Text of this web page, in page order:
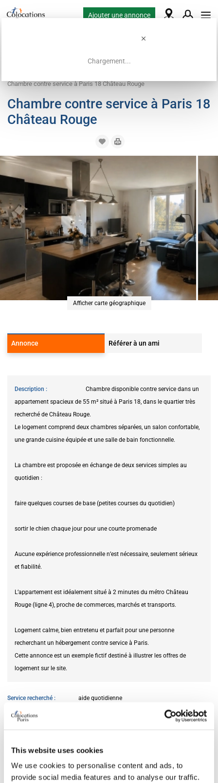
This website uses cookies
We use cookies to personalise content and ads, to
provide social media features and to analyse our traffic.
Chargement...
Ajouter une annonce
Chambre contre service à Paris 18 Château Rouge
Chambre contre service à Paris 18
Château Rouge
Afficher carte géographique
Annonce Référer à un ami
Description
Chambre disponible contre service dans un
appartement spacieux de 55 m² situé à Paris 18, dans le quartier très
recherché de Château Rouge.
Le logement comprend deux chambres séparées, un salon confortable,
une grande cuisine équipée et une salle de bain fonctionnelle.
La chambre est proposée en échange de deux services simples au
quotidien :
faire quelques courses de base (petites courses du quotidien)
sortir le chien chaque jour pour une courte promenade
Aucune expérience professionnelle n’est nécessaire, seulement sérieux
et fiabilité.
L’appartement est idéalement situé à 2 minutes du métro Château
Rouge (ligne 4), proche de commerces, marchés et transports.
Logement calme, bien entretenu et parfait pour une personne
recherchant un hébergement contre service à Paris.
Cette annonce est un exemple fictif destiné à illustrer les offres de
logement sur le site.
Service recherché aide quotidienne
Du 01.05.2026